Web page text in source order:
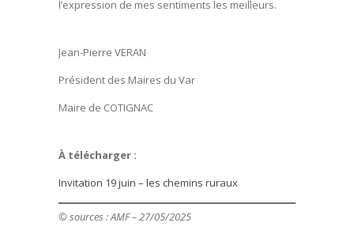
l’expression de mes sentiments les meilleurs.
Jean-Pierre VERAN
Président des Maires du Var
Maire de COTIGNAC
À télécharger :
Invitation 19 juin – les chemins ruraux
© sources : AMF– 27/05/2025